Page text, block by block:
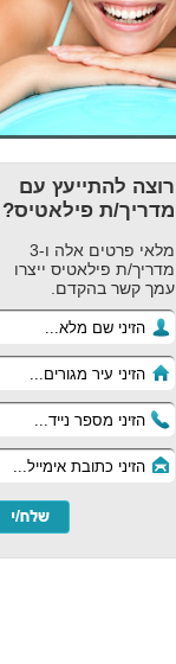
רוצה להתייעץ עם
מדריך/ת פילאטיס?
מלאי פרטים אלה ו-3
מדריך/ת פילאטיס ייצרו
עמך קשר בהקדם.